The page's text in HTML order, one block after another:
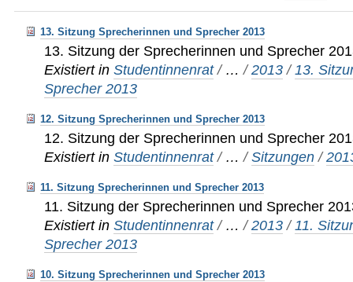
13. Sitzung Sprecherinnen und Sprecher 2013
13. Sitzung der Sprecherinnen und Sprecher
Existiert in Studentinnenrat / …/2013 /13.
Sprecher 2013
12. Sitzung Sprecherinnen und Sprecher 2013
12. Sitzung der Sprecherinnen und Sprecher
Existiert in Studentinnenrat / …/Sitzungen /
11. Sitzung Sprecherinnen und Sprecher 2013
11. Sitzung der Sprecherinnen und Sprecher
Existiert in Studentinnenrat / …/2013 /11.
Sprecher 2013
10. Sitzung Sprecherinnen und Sprecher 2013